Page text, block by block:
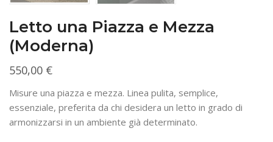
Letto una Piazza e Mezza
(Moderna)
550,00 €
Misure una piazza e mezza. Linea pulita, semplice,
essenziale, preferita da chi desidera un letto in grado di
armonizzarsi in un ambiente già determinato.